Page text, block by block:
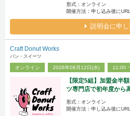
形式：オンライン
開催方法：申し込み後に
説明会に申し
Craft Donut Works
パン・スイーツ
オンライン 2026年08月12日(水) 11:00
【限定5組】加盟金半
ツ専門店で初年度から
形式：オンライン
開催方法：申し込み後に